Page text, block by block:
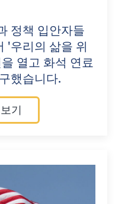
정책 입안자들
'우리의 삶을 위
열고 화석 연료
했습니다.
기